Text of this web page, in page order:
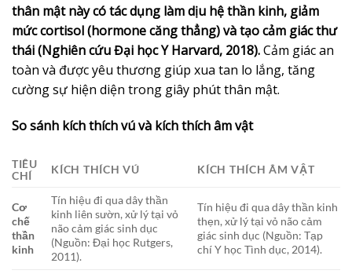
thân mật này có tác dụng làm dịu hệ thần kinh, giảm
mức cortisol (hormone căng thẳng) và tạo cảm giác thư
thái (Nghiên cứu Đại học Y Harvard, 2018).Cảm giác an
toàn và được yêu thương giúp xua tan lo lắng, tăng
cường sự hiện diện trong giây phút thân mật.
So sánh kích thích vú và kích thích âm vật
TIÊU
CHÍ
KÍCH THÍCH VÚ KÍCH THÍCH ÂM VẬT
Cơ
chế
thần
kinh
Tín hiệu đi qua dây thần
kinh liên sườn, xử lý tại vỏ
não cảm giác sinh dục
(Nguồn: Đại học Rutgers,
2011).
Tín hiệu đi qua dây thần kinh
thẹn, xử lý tại vỏ não cảm
giác sinh dục (Nguồn: Tạp
chí Y học Tình dục, 2014).